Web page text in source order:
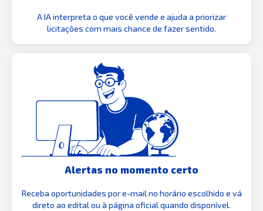
A IA interpreta o que você vende e ajuda a priorizar
licitações com mais chance de fazer sentido.
Alertas no momento certo
Receba oportunidades por e-mail no horário escolhido e vá
direto ao edital ou à página oficial quando disponível.